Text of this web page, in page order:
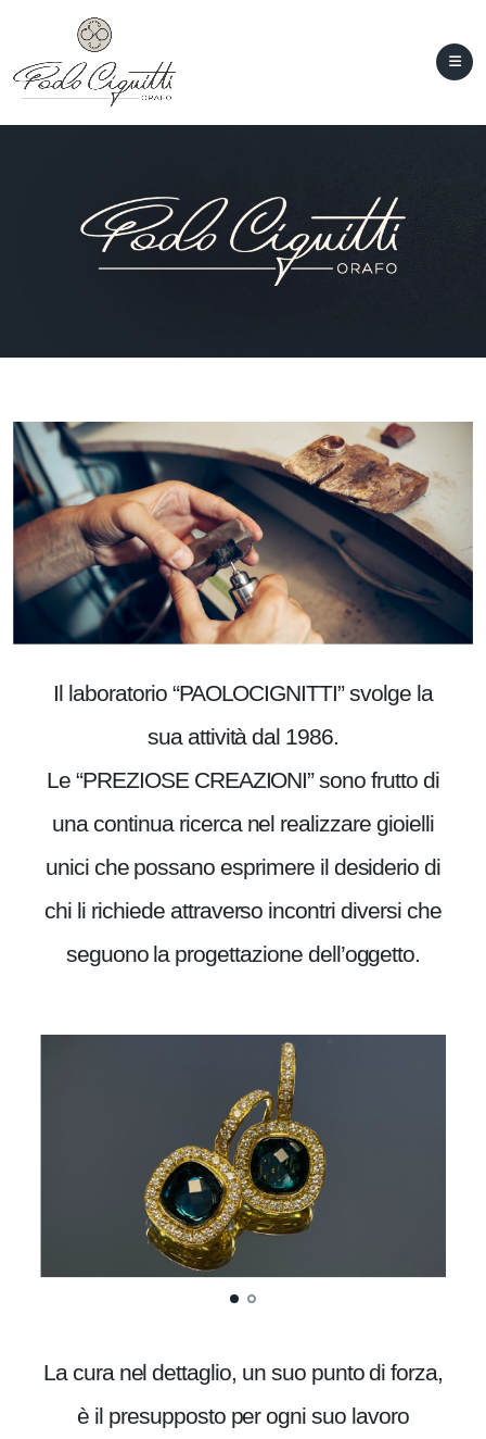
Il laboratorio “PAOLOCIGNITTI” svolge la
sua attività dal 1986.
Le “PREZIOSE CREAZIONI” sono frutto di
una continua ricerca nel realizzare gioielli
unici che possano esprimere il desiderio di
chi li richiede attraverso incontri diversi che
seguono la progettazione dell’oggetto.
La cura nel dettaglio, un suo punto di forza,
è il presupposto per ogni suo lavoro